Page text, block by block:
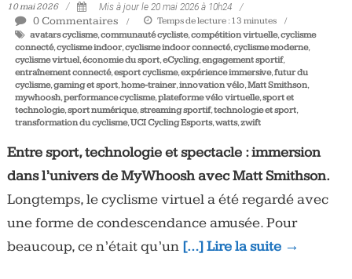
10 mai 2026 Mis à jour le 20 mai 2026 à 10h24
0 Commentaires Temps de lecture : 13 minutes
avatars cyclisme,communauté cycliste,compétition virtuelle,cyclisme
connecté,cyclisme indoor,cyclisme indoor connecté,cyclisme moderne,
cyclisme virtuel,économie du sport,eCycling,engagement sportif,
entraînement connecté,esport cyclisme,expérience immersive,futur du
cyclisme,gaming et sport,home-trainer,innovation vélo,Matt Smithson,
mywhoosh,performance cyclisme,plateforme vélo virtuelle,sport et
technologie,sport numérique,streaming sportif,technologie et sport,
transformation du cyclisme,UCI Cycling Esports,watts,zwift
Entre sport, technologie et spectacle : immersion
dans l’univers de MyWhoosh avec Matt Smithson.
Longtemps, le cyclisme virtuel a été regardé avec
une forme de condescendance amusée. Pour
beaucoup, ce n’était qu’un […] Lire la suite →